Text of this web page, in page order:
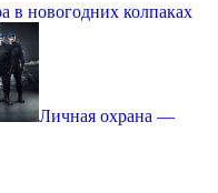
в новогодних колпаках
Личная охрана —